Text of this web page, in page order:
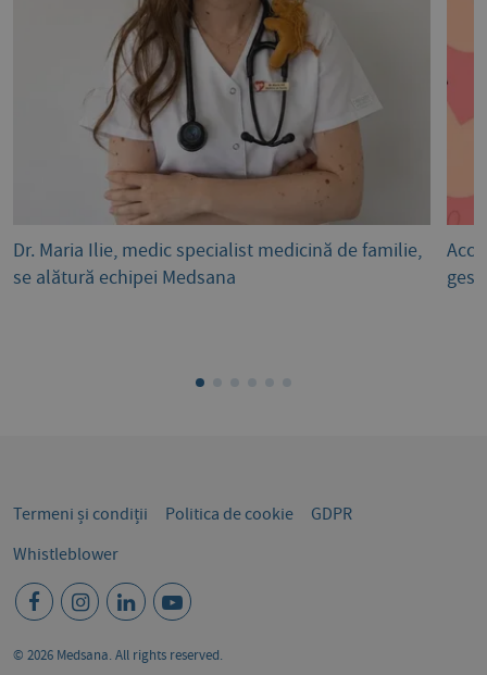
Dr. Maria Ilie, medic specialist medicină de familie,
se alătură echipei Medsana
Termeni și condiții Politica de cookie
GDPR
Whistleblower
© 2026 Medsana. All rights reserved.